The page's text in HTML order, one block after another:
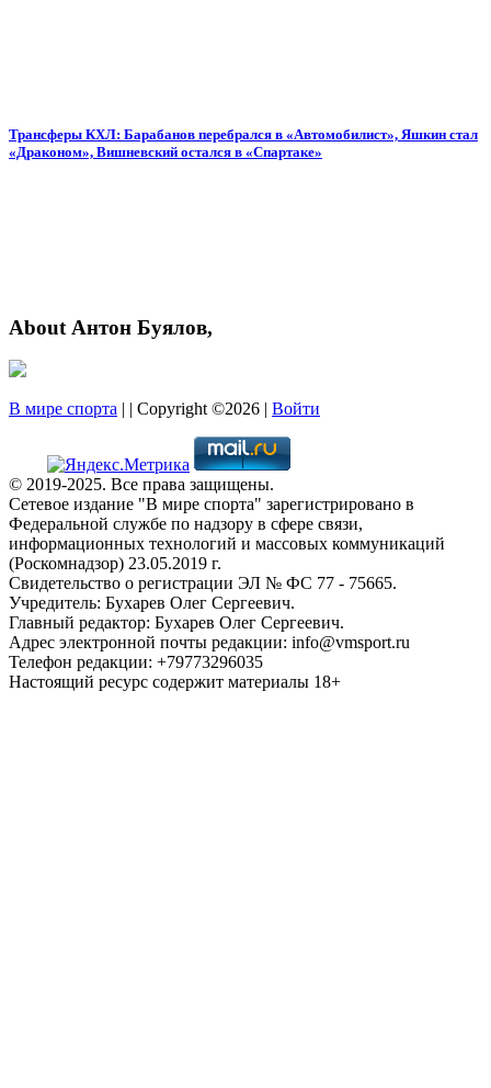
Трансферы КХЛ: Барабанов перебрался в «Автомобилист», Яшкин стал
«Драконом», Вишневский остался в «Спартаке»
About Антон Буялов,
В мире спорта | | Copyright ©2026 | Войти
© 2019-2025. Все права защищены.
Сетевое издание "В мире спорта" зарегистрировано в
Федеральной службе по надзору в сфере связи,
информационных технологий и массовых коммуникаций
(Роскомнадзор) 23.05.2019 г.
Свидетельство о регистрации ЭЛ № ФС 77 - 75665.
Учредитель: Бухарев Олег Сергеевич.
Главный редактор: Бухарев Олег Сергеевич.
Адрес электронной почты редакции: info@vmsport.ru
Телефон редакции: +79773296035
Настоящий ресурс содержит материалы 18+